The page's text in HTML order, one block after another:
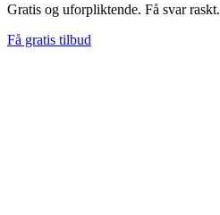
Gratis og uforpliktende. Få svar raskt.
Få gratis tilbud